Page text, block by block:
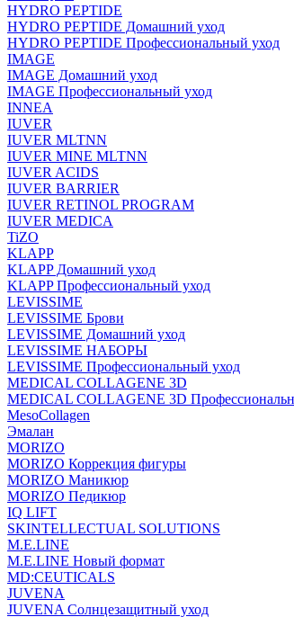
HYDRO PEPTIDE
HYDRO PEPTIDE Домашний уход
HYDRO PEPTIDE Профессиональный уход
IMAGE
IMAGE Домашний уход
IMAGE Профессиональный уход
INNEA
IUVER
IUVER MLTNN
IUVER MINE MLTNN
IUVER ACIDS
IUVER BARRIER
IUVER RETINOL PROGRAM
IUVER MEDICA
TiZO
KLAPP
KLAPP Домашний уход
KLAPP Профессиональный уход
LEVISSIME
LEVISSIME Брови
LEVISSIME Домашний уход
LEVISSIME НАБОРЫ
LEVISSIME Профессиональный уход
MEDICAL COLLAGENE 3D
MEDICAL COLLAGENE 3D
MesoCollagen
Эмалан
MORIZO
MORIZO Коррекция фигуры
MORIZO Маникюр
MORIZO Педикюр
IQ LIFT
SKINTELLECTUAL SOLUTIONS
M.E.LINE
M.E.LINE Новый формат
MD:CEUTICALS
JUVENA
JUVENA Солнцезащитный уход